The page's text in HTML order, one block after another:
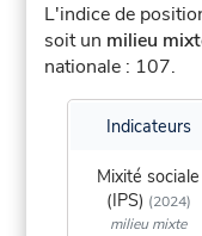
L'indice de
soit un milieu
nationale : 107.
Indicateurs
Mixité sociale
(IPS) (2024)
milieu mixte